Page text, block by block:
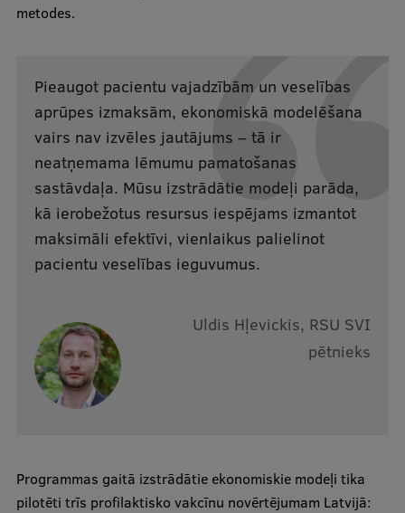
Professional Development
Centre for Educational Growth
Qualification Conformance Testing
Research
Institutes and Laboratories
Research Data Management
Council of the Institute
Scientific Priorities
metodes.
Pieaugot pacientu vajadzībām un veselības
aprūpes izmaksām, ekonomiskā modelēšana
vairs nav izvēles jautājums – tā ir
neatņemama lēmumu pamatošanas
sastāvdaļa. Mūsu izstrādātie modeļi parāda,
kā ierobežotus resursus iespējams izmantot
maksimāli efektīvi, vienlaikus palielinot
pacientu veselības ieguvumus.
Uldis Hļevickis, RSU SVI
pētnieks
Programmas gaitā izstrādātie ekonomiskie modeļi tika
pilotēti trīs profilaktisko vakcīnu novērtējumam Latvijā: